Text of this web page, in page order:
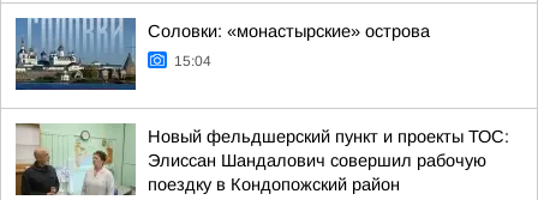
Соловки: «монастырские» острова
15:04
Новый фельдшерский пункт и проекты ТОС:
Элиссан Шандалович совершил рабочую
поездку в Кондопожский район